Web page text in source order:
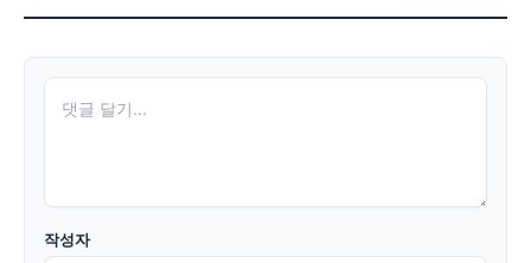
작성자